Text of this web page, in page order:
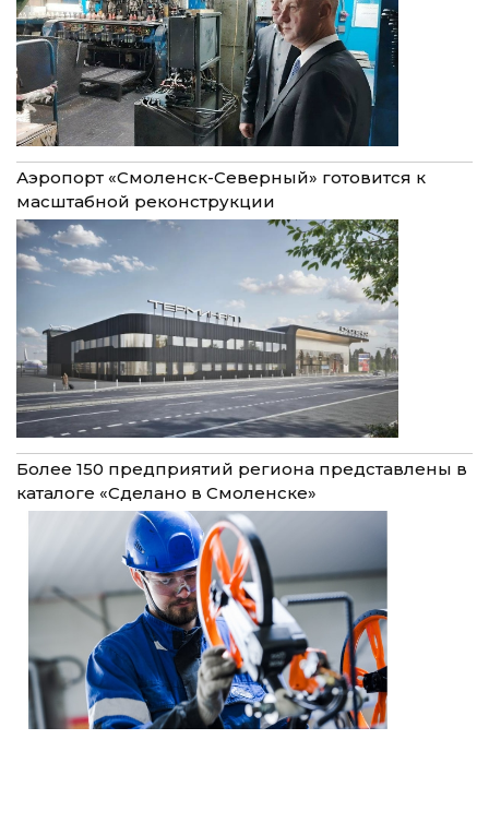
Аэропорт «Смоленск-Северный» готовится к
масштабной реконструкции
Более 150 предприятий региона представлены в
каталоге «Сделано в Смоленске»